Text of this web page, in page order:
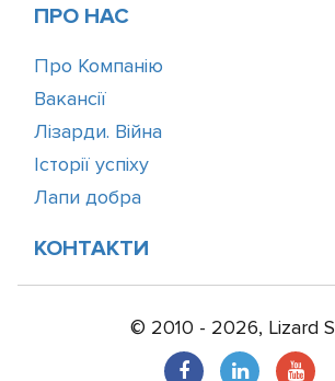
ПРО НАС
Про Компанію
Вакансії
Лізарди. Війна
Історії успіху
Лапи добра
КОНТАКТИ
© 2010 - 2026, Lizard